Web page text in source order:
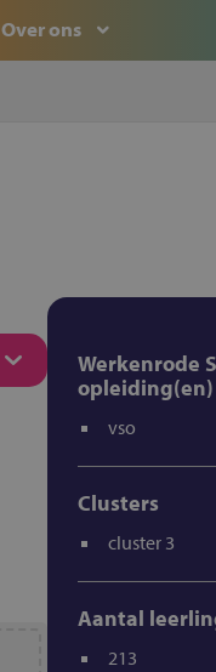
Over ons
Werkenrode
opleiding(en)
vso
Clusters
cluster 3
Aantal
213